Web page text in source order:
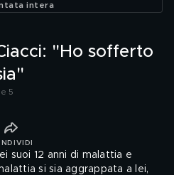
intera
"Ho sofferto
5
suoi 12 anni di malattia e
si sia aggrappata a lei,